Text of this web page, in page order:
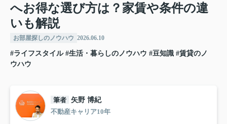
へお得な選び方は？家賃や条件の違
いも解説
お部屋探しのノウハウ 2026.06.10
#ライフスタイル #生活・暮らしのノウハウ #豆知識 #賃貸のノ
ウハウ
筆者 矢野 博紀
不動産キャリア10年